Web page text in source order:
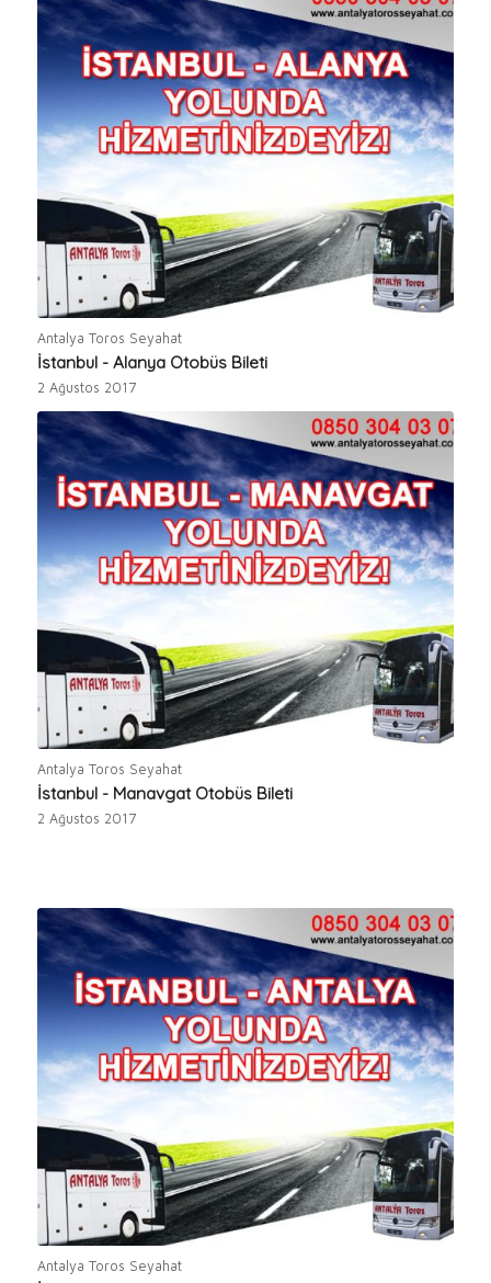
Antalya Toros Seyahat
İstanbul - Alanya Otobüs Bileti
2 Ağustos 2017
Antalya Toros Seyahat
İstanbul - Manavgat Otobüs Bileti
2 Ağustos 2017
Antalya Toros Seyahat